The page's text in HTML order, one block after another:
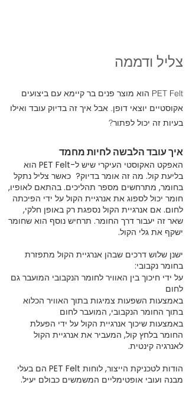
צליל ודממה
PET Felt הוא מוצר פנים בר קיימא עם ביצועים
אקוסטיים יוצאי דופן. אבל איך זה בדיוק עובד ואילו
בעיות זה יכול לפתור?
איך עובד הלבשה לחיות מחמד
האפקט האקוסטי העיקרי שיש ל-PET Felt הוא
בליעת קול. מה זה אומר בדיוק? כאשר צליל נתקל
בחומר, מתרחשים מספר תהליכים. בהתאם לאופיו,
חומר יכול לספוג את אנרגיית הקול על ידי הפיכתה
לחום. אם אנרגיית הקול נספגת רק באופן חלקי,
שאר זה יעבור דרך החומר. תרחיש נוסף הוא שחומר
ישקף את גלי הקול.
ישנן שלוש דרכים שבהן אנרגיית הקול מתפזרת
בחומר נקבובי:
על ידי חיכוך בין האוויר לחומר הנקבובי המועבר גם
לחום
באמצעות השפעות צמיגות בתוך האוויר הכלוא
בתוך החומר הנקבובי, המועבר לחום
באמצעות שיכוך אנרגיית הקול על ידי הפעלת
החומר בלחץ קול, המעביר את אנרגיית הקול
לאנרגיה קינטית.
הודות לטכניקת הייצור, לוחות PET Felt הם בעלי
מבנה ועובי אופטימליים המשמשים כבולם יעיל.